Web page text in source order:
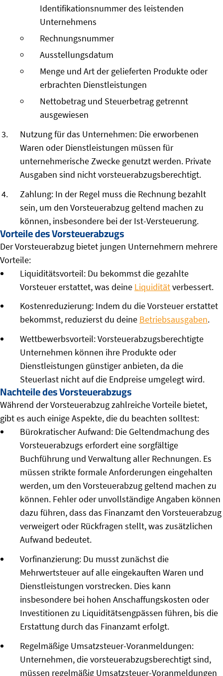
Identifikationsnummer des leistenden
Unternehmens
Rechnungsnummer
Ausstellungsdatum
Menge und Art der gelieferten Produkte oder
erbrachten Dienstleistungen
Nettobetrag und Steuerbetrag getrennt
ausgewiesen
Nutzung für das Unternehmen: Die erworbenen
Waren oder Dienstleistungen müssen für
unternehmerische Zwecke genutzt werden. Private
Ausgaben sind nicht vorsteuerabzugsberechtigt.
Zahlung: In der Regel muss die Rechnung bezahlt
sein, um den Vorsteuerabzug geltend machen zu
können, insbesondere bei der Ist-Versteuerung.
Vorteile des Vorsteuerabzugs
Der Vorsteuerabzug bietet jungen Unternehmern mehrere
Vorteile:
Liquiditätsvorteil: Du bekommst die gezahlte
Vorsteuer erstattet, was deine Liquiditätverbessert.
Kostenreduzierung: Indem du die Vorsteuer erstattet
bekommst, reduzierst du deine Betriebsausgaben.
Wettbewerbsvorteil: Vorsteuerabzugsberechtigte
Unternehmen können ihre Produkte oder
Dienstleistungen günstiger anbieten, da die
Steuerlast nicht auf die Endpreise umgelegt wird.
Nachteile des Vorsteuerabzugs
Während der Vorsteuerabzug zahlreiche Vorteile bietet,
gibt es auch einige Aspekte, die du beachten solltest:
Bürokratischer Aufwand: Die Geltendmachung des
Vorsteuerabzugs erfordert eine sorgfältige
Buchführung und Verwaltung aller Rechnungen. Es
müssen strikte formale Anforderungen eingehalten
werden, um den Vorsteuerabzug geltend machen zu
können. Fehler oder unvollständige Angaben können
dazu führen, dass das Finanzamt den Vorsteuerabzug
verweigert oder Rückfragen stellt, was zusätzlichen
Aufwand bedeutet.
Vorfinanzierung: Du musst zunächst die
Mehrwertsteuer auf alle eingekauften Waren und
Dienstleistungen vorstrecken. Dies kann
insbesondere bei hohen Anschaffungskosten oder
Investitionen zu Liquiditätsengpässen führen, bis die
Erstattung durch das Finanzamt erfolgt.
Regelmäßige Umsatzsteuer-Voranmeldungen:
Unternehmen, die vorsteuerabzugsberechtigt sind,
müssen regelmäßig Umsatzsteuer-Voranmeldungen